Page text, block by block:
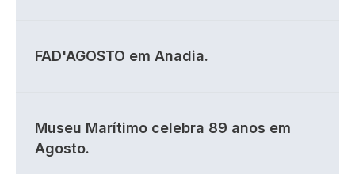
FAD'AGOSTO em Anadia.
Museu Marítimo celebra 89 anos em
Agosto.